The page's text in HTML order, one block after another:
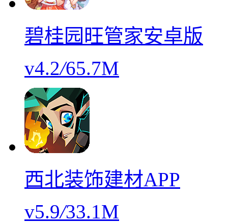
碧桂园旺管家安卓版
v4.2/65.7M
西北装饰建材APP
v5.9/33.1M